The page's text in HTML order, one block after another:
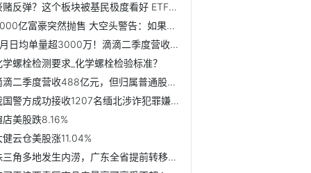
豪赌反弹？这个板块被基民极度看好 ETF份额一度升破千亿！而...
3000亿富豪突然抛售 大空头警告：如果英伟达泡沫破裂 可能...
6月日均单量超3000万！滴滴二季度营收同比增长53%
学螺栓检测要求_化学螺栓检验标准？
滴滴二季度营收488亿元，但归属普通股东净亏
我国警方成功接收1207名缅北涉诈犯罪嫌疑人
店美股跌8.16%
健云仓美股涨11.04%
珠三角多地发生内涝，广东全省提前转移8万余人